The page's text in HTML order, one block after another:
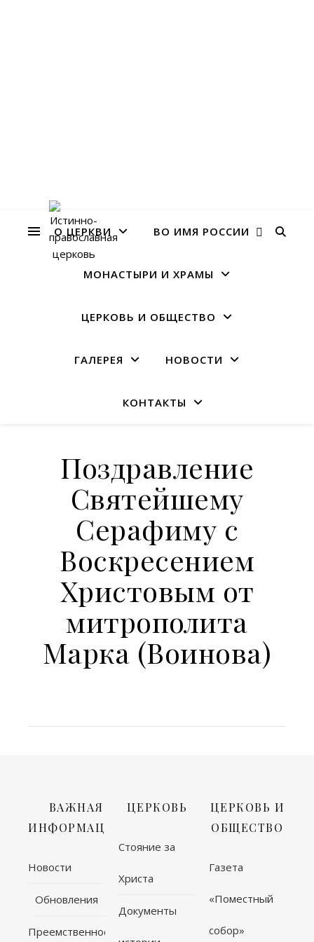
О ЦЕРКВИ ВО ИМЯ РОССИИ
МОНАСТЫРИ И ХРАМЫ
ЦЕРКОВЬ И ОБЩЕСТВО
ГАЛЕРЕЯ НОВОСТИ
КОНТАКТЫ
Поздравление
Святейшему
Серафиму с
Воскресением
Христовым от
митрополита
Марка (Воинова)
ВАЖНАЯ
ИНФОРМАЦИЯ
Новости
Обновления
Преемственность
ЦЕРКОВЬ
Стояние за
Христа
Документы
ЦЕРКОВЬ И
ОБЩЕСТВО
Газета
«Поместный
собор»